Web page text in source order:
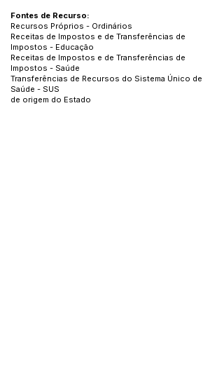
Fontes de Recurso:
Recursos Próprios - Ordinários
Receitas de Impostos e de Transferências de
Impostos - Educação
Receitas de Impostos e de Transferências de
Impostos - Saúde
Transferências de Recursos do Sistema Único de
Saúde - SUS
de origem do Estado